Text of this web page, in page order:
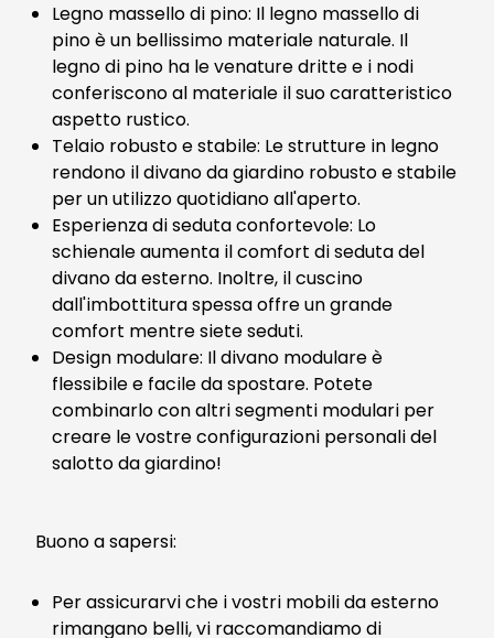
Legno massello di pino: Il legno massello di
pino è un bellissimo materiale naturale. Il
legno di pino ha le venature dritte e i nodi
conferiscono al materiale il suo caratteristico
aspetto rustico.
Telaio robusto e stabile: Le strutture in legno
rendono il divano da giardino robusto e stabile
per un utilizzo quotidiano all'aperto.
Esperienza di seduta confortevole: Lo
schienale aumenta il comfort di seduta del
divano da esterno. Inoltre, il cuscino
dall'imbottitura spessa offre un grande
comfort mentre siete seduti.
Design modulare: Il divano modulare è
flessibile e facile da spostare. Potete
combinarlo con altri segmenti modulari per
creare le vostre configurazioni personali del
salotto da giardino!
Buono a sapersi:
Per assicurarvi che i vostri mobili da esterno
rimangano belli, vi raccomandiamo di